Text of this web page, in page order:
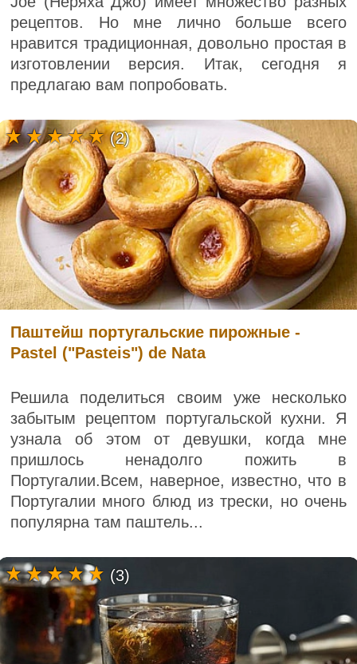
рецептов. Но мне лично больше всего
нравится традиционная, довольно простая в
изготовлении версия. Итак, сегодня я
предлагаю вам попробовать.
Паштейш португальские пирожные -
Pastel ("Pasteis") de Nata
Решила поделиться своим уже несколько
забытым рецептом португальской кухни. Я
узнала об этом от девушки, когда мне
пришлось ненадолго пожить в
Португалии.Всем, наверное, известно, что в
Португалии много блюд из трески, но очень
популярна там паштель...
(2)
(3)